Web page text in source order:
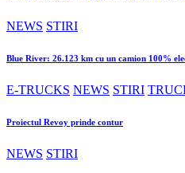
NEWS STIRI
Blue River: 26.123 km cu un camion 100%
E-TRUCKS NEWS STIRI
Proiectul Revoy prinde contur
NEWS STIRI